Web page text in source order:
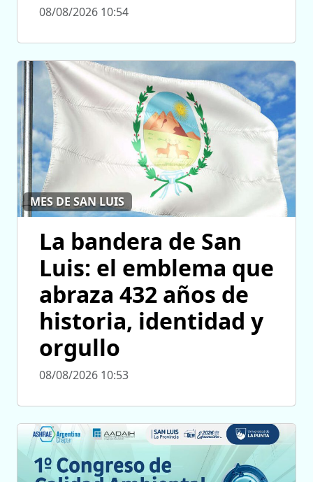
08/08/2026 10:54
MES DE SAN LUIS
La bandera de San
Luis: el emblema que
abraza 432 años de
historia, identidad y
orgullo
08/08/2026 10:53